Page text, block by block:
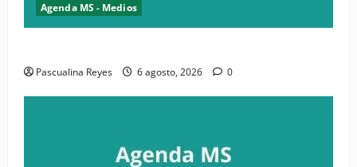
Agenda MS - Medios
Pascualina Reyes 6 agosto, 2026 0